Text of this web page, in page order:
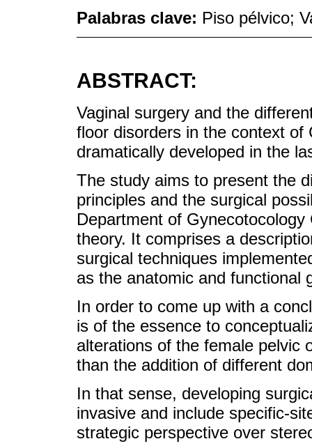
Palabras clave: Piso pélvico;
ABSTRACT:
Vaginal surgery and the
floor disorders in the context of
dramatically developed in the
The study aims to present the
principles and the surgical
Department of Gynecotocology
theory. It comprises a
surgical techniques
as the anatomic and functional
In order to come up with a
is of the essence to
alterations of the female pelvic
than the addition of different
In that sense, developing
invasive and include specific-
strategic perspective over